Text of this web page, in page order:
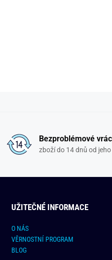
Bezproblémové
zboží do 14 dnů od
UŽITEČNÉ INFORMACE
O NÁS
VĚRNOSTNÍ PROGRAM
BLOG